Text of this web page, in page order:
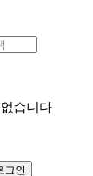
습니다
그인